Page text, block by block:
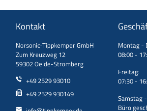
Kontakt
Norsonic-Tippkemper GmbH
Zum Kreuzweg 12
59302 Oelde-Stromberg
+49 2529 93010
+49 2529 930149
Montag -
08:00 -
Freitag:
07:30 -
Samstag
Büro